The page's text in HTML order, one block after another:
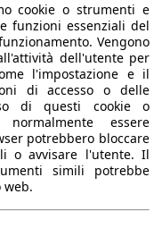
l
cookie o strumenti e
funzioni essenziali del
Vengono
dell'utente per
l'impostazione e il
di accesso o delle
di questi cookie o
essere
potrebbero bloccare
o avvisare l'utente. Il
simili potrebbe